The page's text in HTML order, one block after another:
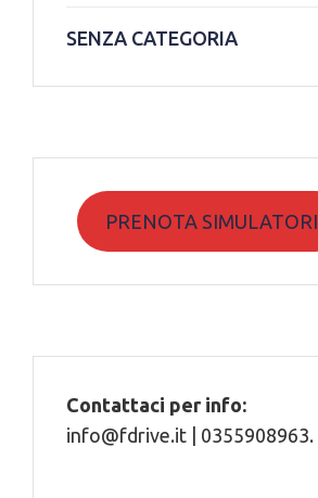
SENZA CATEGORIA
PRENOTA SIMULATORI
Contattaci per info:
info@fdrive.it | 0355908963.